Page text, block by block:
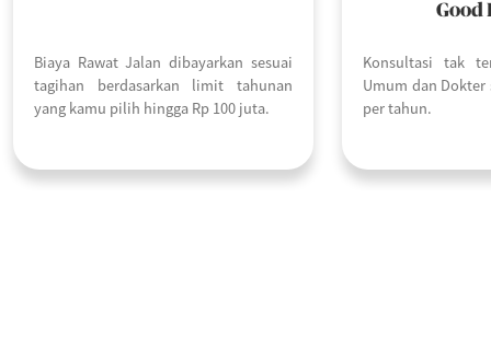
Biaya Rawat Jalan dibayarkan sesuai
tagihan berdasarkan limit tahunan
yang kamu pilih hingga Rp 100 juta.
Good
Konsultasi tak
Umum dan Dokter
per tahun.